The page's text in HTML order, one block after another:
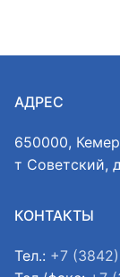
АДРЕС
650000,
т Советский,
КОНТАКТЫ
Тел.: +7